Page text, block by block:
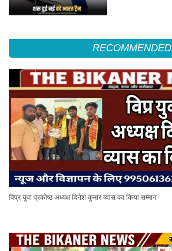
RECOMMENDED
विप्र युवा प्रकोष्ठ अध्यक्ष दिनेश कुमार व्यास का किया सम्मान